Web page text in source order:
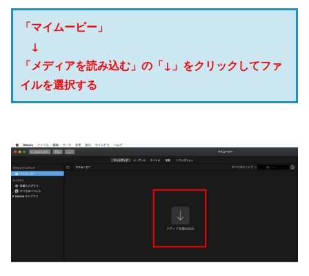
「マイムービー」
↓
「メディアを読み込む」の「↓」をクリックしてファ
イルを選択する